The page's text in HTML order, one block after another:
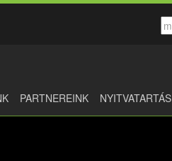
PARTNEREINK NYITVATARTÁS